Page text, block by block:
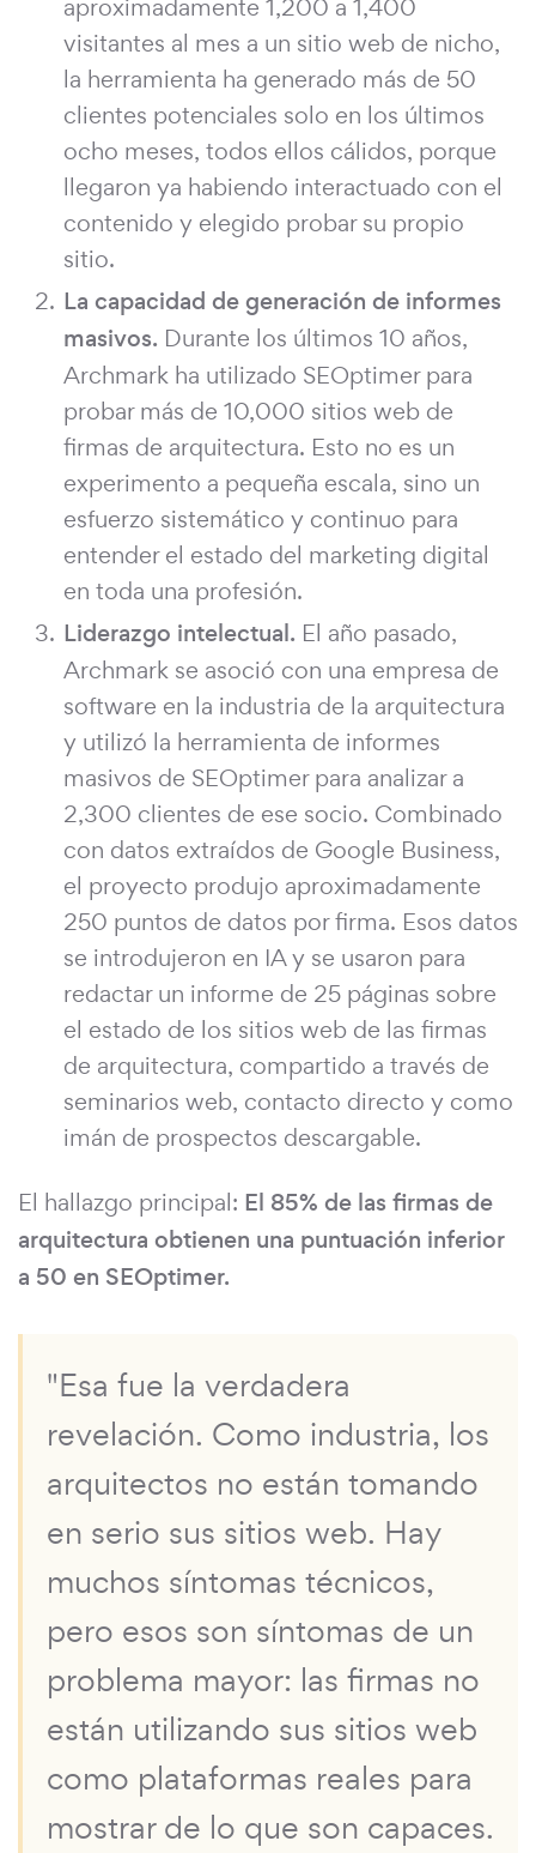
aproximadamente 1,200 a 1,400
visitantes al mes a un sitio web de nicho,
la herramienta ha generado más de 50
clientes potenciales solo en los últimos
ocho meses, todos ellos cálidos, porque
llegaron ya habiendo interactuado con el
contenido y elegido probar su propio
sitio.
La capacidad de generación de informes
masivos. Durante los últimos 10 años,
Archmark ha utilizado SEOptimer para
probar más de 10,000 sitios web de
firmas de arquitectura. Esto no es un
experimento a pequeña escala, sino un
esfuerzo sistemático y continuo para
entender el estado del marketing digital
en toda una profesión.
Liderazgo intelectual. El año pasado,
Archmark se asoció con una empresa de
software en la industria de la arquitectura
y utilizó la herramienta de informes
masivos de SEOptimer para analizar a
2,300 clientes de ese socio. Combinado
con datos extraídos de Google Business,
el proyecto produjo aproximadamente
250 puntos de datos por firma. Esos datos
se introdujeron en IA y se usaron para
redactar un informe de 25 páginas sobre
el estado de los sitios web de las firmas
de arquitectura, compartido a través de
seminarios web, contacto directo y como
imán de prospectos descargable.
El hallazgo principal: El 85% de las firmas de
arquitectura obtienen una puntuación inferior
a 50 en SEOptimer.
"Esa fue la verdadera
revelación. Como industria, los
arquitectos no están tomando
en serio sus sitios web. Hay
muchos síntomas técnicos,
pero esos son síntomas de un
problema mayor: las firmas no
están utilizando sus sitios web
como plataformas reales para
mostrar de lo que son capaces.